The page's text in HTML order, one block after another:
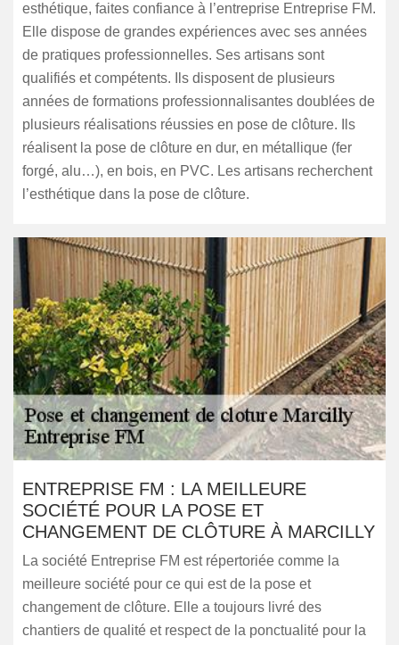
esthétique, faites confiance à l’entreprise Entreprise FM.
Elle dispose de grandes expériences avec ses années
de pratiques professionnelles. Ses artisans sont
qualifiés et compétents. Ils disposent de plusieurs
années de formations professionnalisantes doublées de
plusieurs réalisations réussies en pose de clôture. Ils
réalisent la pose de clôture en dur, en métallique (fer
forgé, alu…), en bois, en PVC. Les artisans recherchent
l’esthétique dans la pose de clôture.
ENTREPRISE FM : LA MEILLEURE
SOCIÉTÉ POUR LA POSE ET
CHANGEMENT DE CLÔTURE À MARCILLY
La société Entreprise FM est répertoriée comme la
meilleure société pour ce qui est de la pose et
changement de clôture. Elle a toujours livré des
chantiers de qualité et respect de la ponctualité pour la